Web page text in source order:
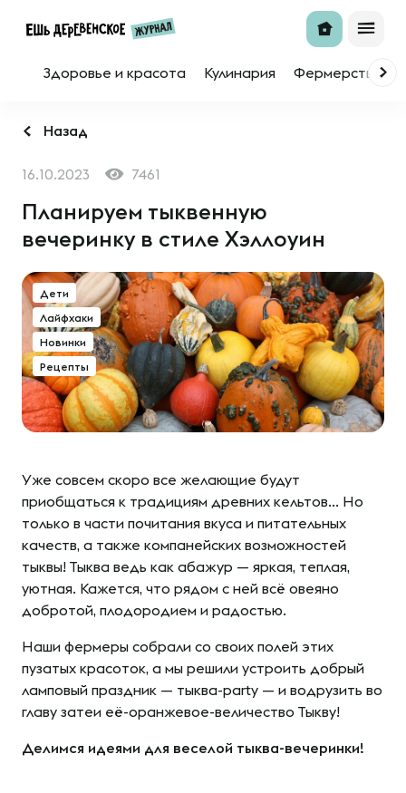
Здоровье и красота Кулинария Фермерство
Назад
16.10.2023 7461
Планируем тыквенную
вечеринку в стиле Хэллоуин
Дети
Лайфхаки
Новинки
Рецепты
Уже совсем скоро все желающие будут
приобщаться к традициям древних кельтов… Но
только в части почитания вкуса и питательных
качеств, а также компанейских возможностей
тыквы! Тыква ведь как абажур — яркая, теплая,
уютная. Кажется, что рядом с ней всё овеяно
добротой, плодородием и радостью.
Наши фермеры собрали со своих полей этих
пузатых красоток, а мы решили устроить добрый
ламповый праздник — тыква-party — и водрузить во
главу затеи её-оранжевое-величество Тыкву!
Делимся идеями для веселой тыква-вечеринки!